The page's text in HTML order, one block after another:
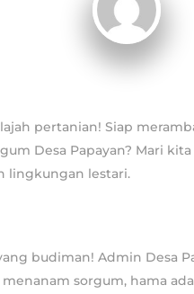
pertanian! Siap
Desa Papayan? Mari
lingkungan lestari.
budiman! Admin Desa
sorgum, hama